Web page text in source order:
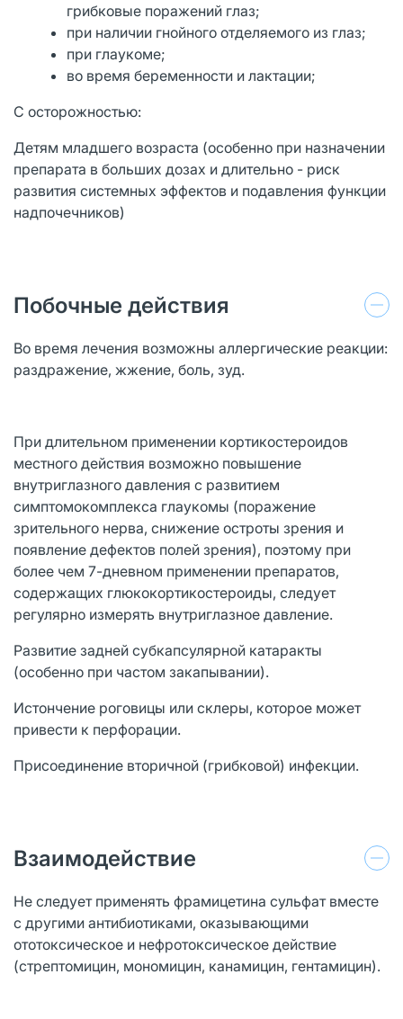
грибковые поражений глаз;
при наличии гнойного отделяемого из глаз;
при глаукоме;
во время беременности и лактации;
С осторожностью:
Детям младшего возраста (особенно при назначении
препарата в больших дозах и длительно - риск
развития системных эффектов и подавления функции
надпочечников)
Побочные действия
Во время лечения возможны аллергические реакции:
раздражение, жжение, боль, зуд.
При длительном применении кортикостероидов
местного действия возможно повышение
внутриглазного давления с развитием
симптомокомплекса глаукомы (поражение
зрительного нерва, снижение остроты зрения и
появление дефектов полей зрения), поэтому при
более чем 7-дневном применении препаратов,
содержащих глюкокортикостероиды, следует
регулярно измерять внутриглазное давление.
Развитие задней субкапсулярной катаракты
(особенно при частом закапывании).
Истончение роговицы или склеры, которое может
привести к перфорации.
Присоединение вторичной (грибковой) инфекции.
Взаимодействие
Не следует применять фрамицетина сульфат вместе
с другими антибиотиками, оказывающими
ототоксическое и нефротоксическое действие
(стрептомицин, мономицин, канамицин, гентамицин).